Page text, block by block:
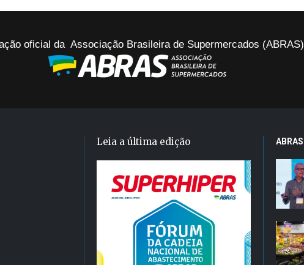
oficial da Associação Brasileira de Supermercados (ABRAS)
Leia a última edição ABRAS